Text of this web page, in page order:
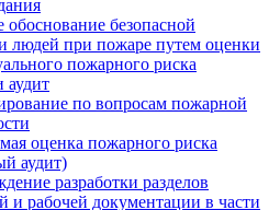
обоснование безопасной
людей при пожаре путем оценки
пожарного риска
аудит
по вопросам пожарной
оценка пожарного риска
аудит)
разработки разделов
и рабочей документации в части